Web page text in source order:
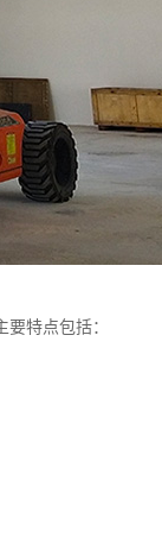
特点包括：